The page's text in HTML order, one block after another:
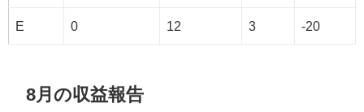
E 0 12 3 -20
8月の収益報告